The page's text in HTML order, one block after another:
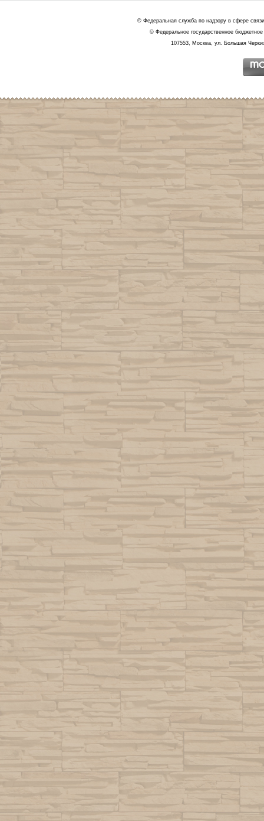
© Федеральная служба по надзору в сфере
© Федеральное государственное
107553, Москва, ул. Большая